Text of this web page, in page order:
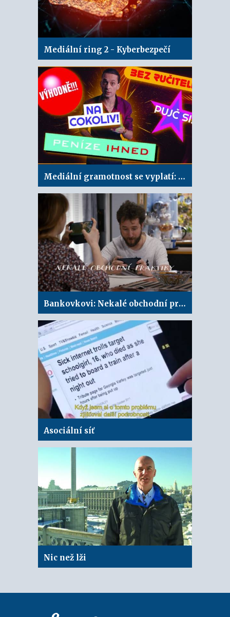
Mediální ring 2 - Kyberbezpečí
Mediální gramotnost se vyplatí: Výhodný telefon
Bankovkovi: Nekalé obchodní praktiky
Asociální síť
Nic než lži